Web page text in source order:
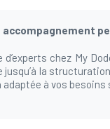
accompagnement
d’experts chez My
jusqu’à la
à vos besoins